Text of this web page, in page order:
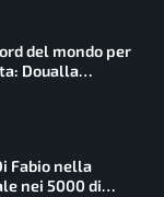
del mondo per
Doualla
Fabio nella
nei 5000 di